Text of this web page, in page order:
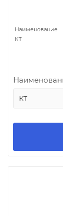
Наименование
КТ
КТ